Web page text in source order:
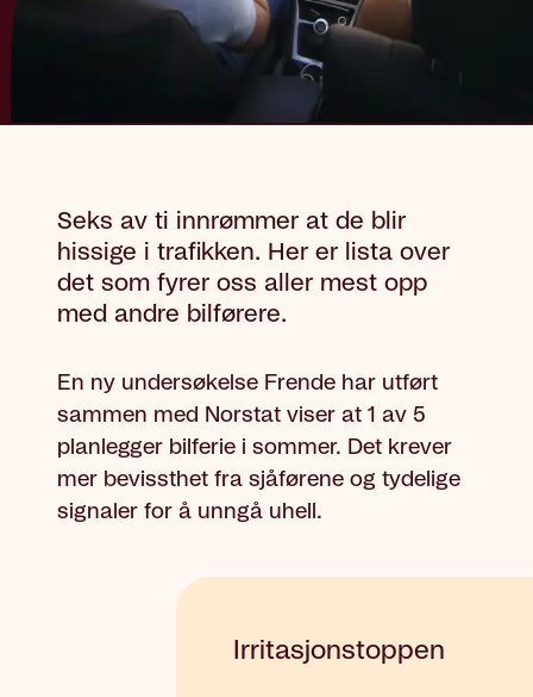
Seks av ti innrømmer at de blir
hissige i trafikken. Her er lista over
det som fyrer oss aller mest opp
med andre bilførere.
En ny undersøkelse Frende har utført
sammen med Norstat viser at 1 av 5
planlegger bilferie i sommer. Det krever
mer bevissthet fra sjåførene og tydelige
signaler for å unngå uhell.
Irritasjonstoppen